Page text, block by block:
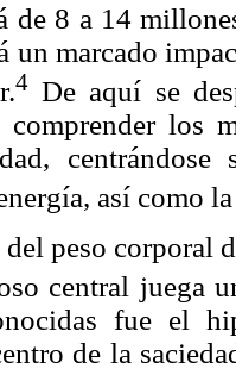
de 8 a 14
un marcado
4 De aquí se
los
así como
peso corporal
central juega
fue el
de la